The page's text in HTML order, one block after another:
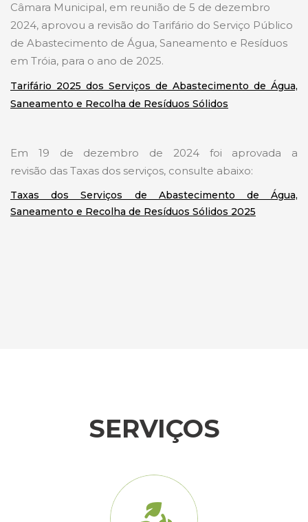
Câmara Municipal, em reunião de 5 de dezembro
2024, aprovou a revisão do Tarifário do Serviço Público
de Abastecimento de Água, Saneamento e Resíduos
em Tróia, para o ano de 2025.
Tarifário 2025 dos Serviços de Abastecimento de Água,
Saneamento e Recolha de Resíduos Sólidos
Em 19 de dezembro de 2024 foi aprovada a
revisão das Taxas dos serviços, consulte abaixo:
Taxas dos Serviços de Abastecimento de Água,
Saneamento e Recolha de Resíduos Sólidos 2025
SERVIÇOS